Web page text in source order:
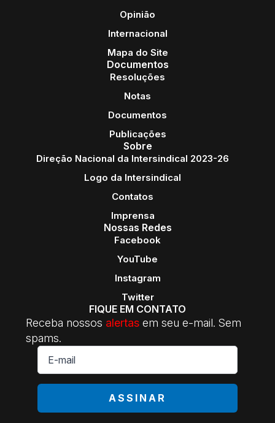
Opinião
Internacional
Mapa do Site
Documentos
Resoluções
Notas
Documentos
Publicações
Sobre
Direção Nacional da Intersindical 2023-26
Logo da Intersindical
Contatos
Imprensa
Nossas Redes
Facebook
YouTube
Instagram
Twitter
FIQUE EM CONTATO
Receba nossos alertas em seu e-mail. Sem
spams.
E-
mail
*
ASSINAR